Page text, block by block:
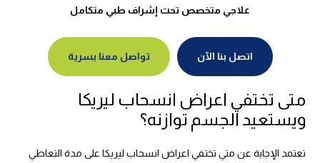
علاجي متخصص تحت إشراف طبي متكامل
اتصل بنا الآن تواصل معنا بسرية
متى تختفي اعراض انسحاب ليريكا
ويستعيد الجسم توازنه؟
تعتمد الإجابة عن متي تختفي اعراض انسحاب ليريكا على مدة التعاطي